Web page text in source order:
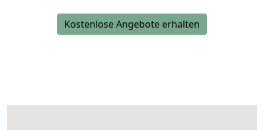
Kostenlose Angebote erhalten